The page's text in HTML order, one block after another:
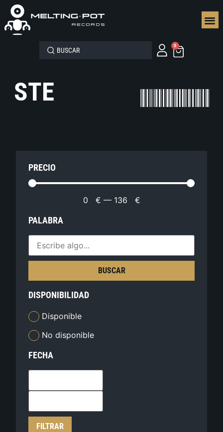
0
STE
PRECIO
0 € — 136 €
PALABRA
BUSCAR
DISPONIBILIDAD
Disponible
No disponible
FECHA
FILTRAR